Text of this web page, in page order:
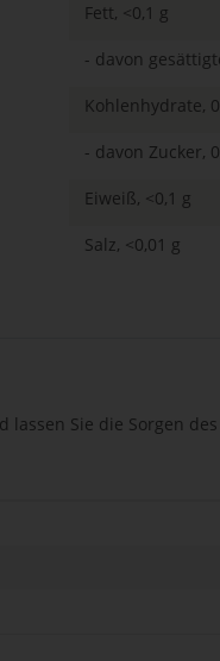
Fett, <0,1 g
- davon
Kohlenhydrate,
- davon Zucker,
Eiweiß, <0,1 g
Salz, <0,01 g
Sie die Sorgen